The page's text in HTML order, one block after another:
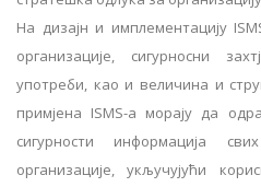
На дизајн и имплементацију
организације, сигурносни
употреби, као и величина и
примјена ISMS-а морају да
сигурности информација
организације, укључујући